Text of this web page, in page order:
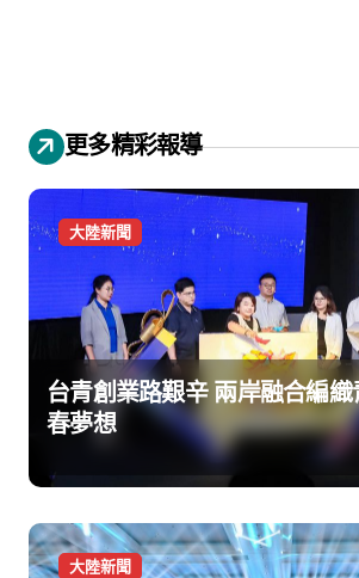
更多精彩報導
大陸新聞
台青創業路艱辛 兩岸融合編織
春夢想
大陸新聞